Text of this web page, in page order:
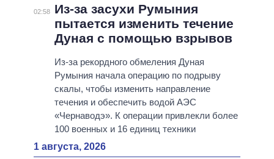
02:58
Из-за засухи Румыния
пытается изменить течение
Дуная с помощью взрывов
Из-за рекордного обмеления Дуная
Румыния начала операцию по подрыву
скалы, чтобы изменить направление
течения и обеспечить водой АЭС
«Чернаводэ». К операции привлекли более
100 военных и 16 единиц техники
1 августа, 2026